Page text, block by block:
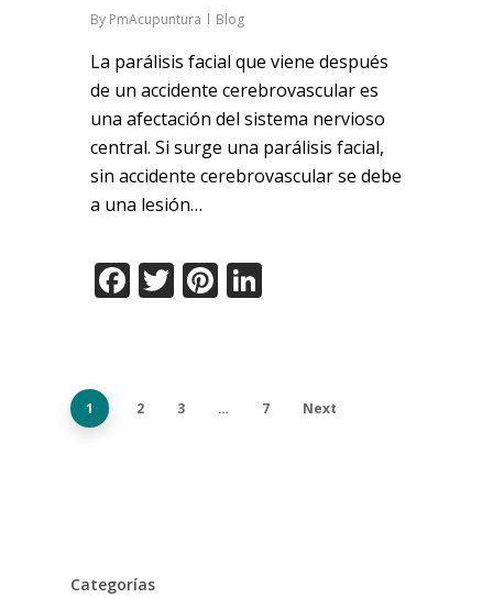
By PmAcupuntura Blog
La parálisis facial que viene después
de un accidente cerebrovascular es
una afectación del sistema nervioso
central. Si surge una parálisis facial,
sin accidente cerebrovascular se debe
a una lesión…
Facebook
TwitterPinterest
1 2 3 … 7 Next
Categorías